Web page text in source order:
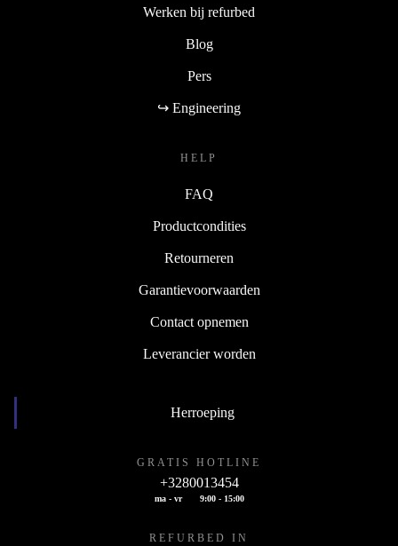
Werken bij refurbed
Blog
Pers
↪ Engineering
HELP
FAQ
Productcondities
Retourneren
Garantievoorwaarden
Contact opnemen
Leverancier worden
Herroeping
GRATIS HOTLINE
+3280013454
ma - vr 9:00 - 15:00
REFURBED IN